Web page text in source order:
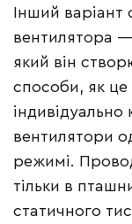
Інший варіант
вентилятора —
який він
способи, як це
вентилятори
режимі.
тільки в
статичного